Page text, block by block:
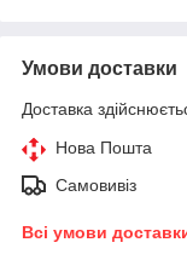
Умови доставки
Доставка
Нова Пошта
Самовивіз
Всі умови